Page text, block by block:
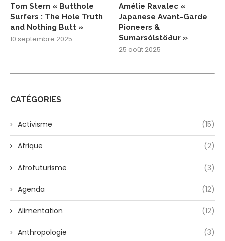
Tom Stern « Butthole
Surfers : The Hole Truth
and Nothing Butt »
10 septembre 2025
Amélie Ravalec «
Japanese Avant-Garde
Pioneers &
Sumarsólstöður »
25 août 2025
CATÉGORIES
Activisme (15)
Afrique (2)
Afrofuturisme (3)
Agenda (12)
Alimentation (12)
Anthropologie (3)